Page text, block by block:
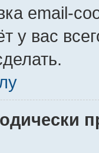
email-
у вас